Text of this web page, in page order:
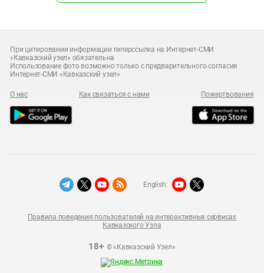
При цитировании информации гиперссылка на Интернет-СМИ
«Кавказский узел» обязательна
Использование фото возможно только с предварительного согласия
Интернет-СМИ «Кавказский узел»
О нас Как связаться с нами Пожертвования
18+© «Кавказский Узел»
Правила поведения пользователей на интерактивных сервисах
Кавказского Узла
English: